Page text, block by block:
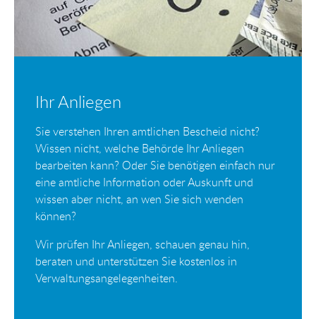
Ihr Anliegen
Sie verstehen Ihren amtlichen Bescheid nicht?
Wissen nicht, welche Behörde Ihr Anliegen
bearbeiten kann? Oder Sie benötigen einfach nur
eine amtliche Information oder Auskunft und
wissen aber nicht, an wen Sie sich wenden
können?
Wir prüfen Ihr Anliegen, schauen genau hin,
beraten und unterstützen Sie kostenlos in
Verwaltungsangelegenheiten.